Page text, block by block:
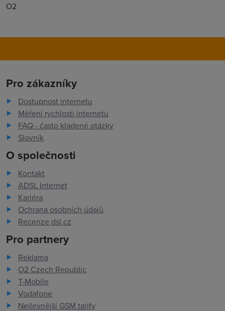
O2
Pro zákazníky
Dostupnost internetu
Měření rychlosti internetu
FAQ - často kladené otázky
Slovník
O společnosti
Kontakt
ADSL Internet
Kariéra
Ochrana osobních údajů
Recenze dsl.cz
Pro partnery
Reklama
O2 Czech Republic
T-Mobile
Vodafone
Nejlevnější GSM tarify